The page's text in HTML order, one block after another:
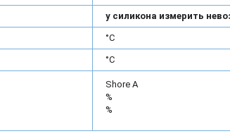
у силикона измерить
°С
°С
Shore A
%
%